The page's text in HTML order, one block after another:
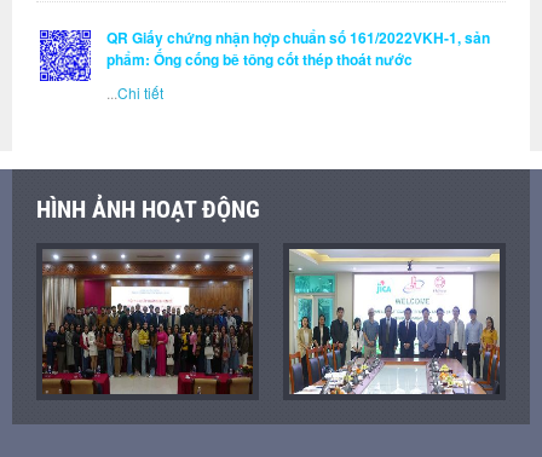
QR Giấy chứng nhận hợp chuẩn số 161/2022VKH-1, sản
phẩm: Ống cống bê tông cốt thép thoát nước
...Chi tiết
HÌNH ẢNH HOẠT ĐỘNG